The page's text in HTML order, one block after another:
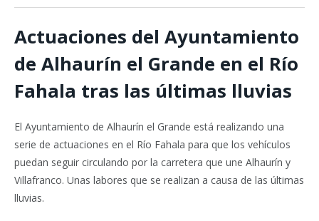
Actuaciones del Ayuntamiento
de Alhaurín el Grande en el Río
Fahala tras las últimas lluvias
El Ayuntamiento de Alhaurín el Grande está realizando una
serie de actuaciones en el Río Fahala para que los vehículos
puedan seguir circulando por la carretera que une Alhaurín y
Villafranco. Unas labores que se realizan a causa de las últimas
lluvias.